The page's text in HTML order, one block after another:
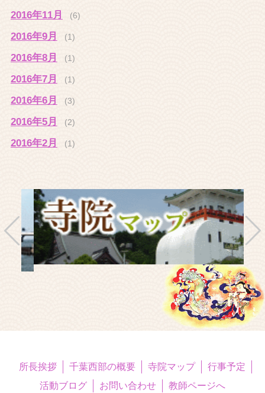
2016年11月 (6)
2016年9月 (1)
2016年8月 (1)
2016年7月 (1)
2016年6月 (3)
2016年5月 (2)
2016年2月 (1)
所長挨拶 千葉西部の概要 寺院マップ
行事予定
活動ブログ
お問い合わせ 教師ページへ